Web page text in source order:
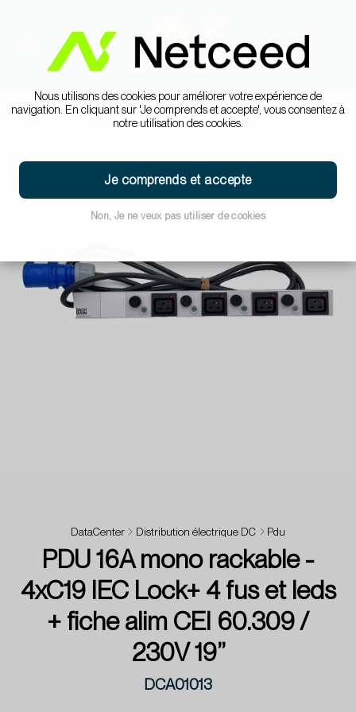
Nous utilisons des cookies pour améliorer votre expérience de
navigation. En cliquant sur 'Je comprends et accepte', vous consentez à
notre utilisation des cookies.
Je comprends et accepte
Non, Je ne veux pas utiliser de cookies
DataCenter Distribution électrique DC Pdu
PDU 16A mono rackable -
4xC19 IEC Lock+ 4 fus et leds
+ fiche alim CEI 60.309 /
230V 19’’
DCA01013